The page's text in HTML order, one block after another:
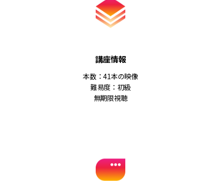
講座情報
本数：41本の映像
難易度：初級
無期限視聴